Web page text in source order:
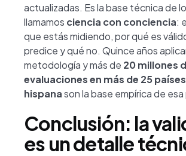
actualizadas. Es la base técnica de
llamamos ciencia con conciencia:
que estás midiendo, por qué es
predice y qué no. Quince años
metodología y más de 20 millones
evaluaciones en más de 25
hispanason la base empírica de
Conclusión: la
es un detalle